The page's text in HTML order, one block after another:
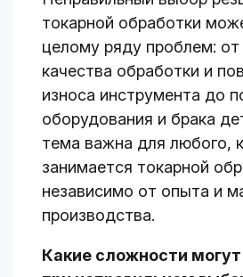
токарной обработки
целому ряду проблем: от
качества обработки и
износа инструмента до
оборудования и брака
тема важна для любого,
занимается токарной
независимо от опыта и
производства.
Какие сложности могут